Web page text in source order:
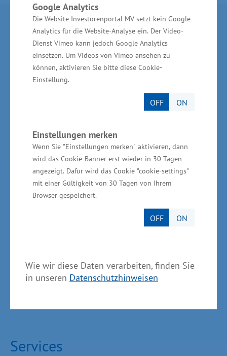
Google Analytics
Die Website Investorenportal MV setzt kein Google
Analytics für die Website-Analyse ein. Der Video-
Dienst Vimeo kann jedoch Google Analytics
einsetzen. Um Videos von Vimeo ansehen zu
können, aktivieren Sie bitte diese Cookie-
Einstellung.
OFF ON
Einstellungen merken
Wenn Sie "Einstellungen merken" aktivieren, dann
wird das Cookie-Banner erst wieder in 30 Tagen
angezeigt. Dafür wird das Cookie "cookie-settings"
mit einer Gültigkeit von 30 Tagen von Ihrem
Browser gespeichert.
OFF ON
Wie wir diese Daten verarbeiten, finden Sie
in unseren Datenschutzhinweisen
Partner im Land
Ministerium für Wirtschaft, Infrastruktur,
Tourismus und Arbeit Mecklenburg-Vorpommern
Invest in MV - Wirtschaftsfördergesellschaft des
Landesförderinstitut Mecklenburg-Vorpommern
(LFI M-V)
TBI Technologie-Beratungs-Institut GmbH
GSA - Gesellschaft für Struktur &
Arbeitsmarktentwicklung mbH
Unternehmerverbände in MV
Wirtschaftsnahe Institutionen und Kammern des
Services